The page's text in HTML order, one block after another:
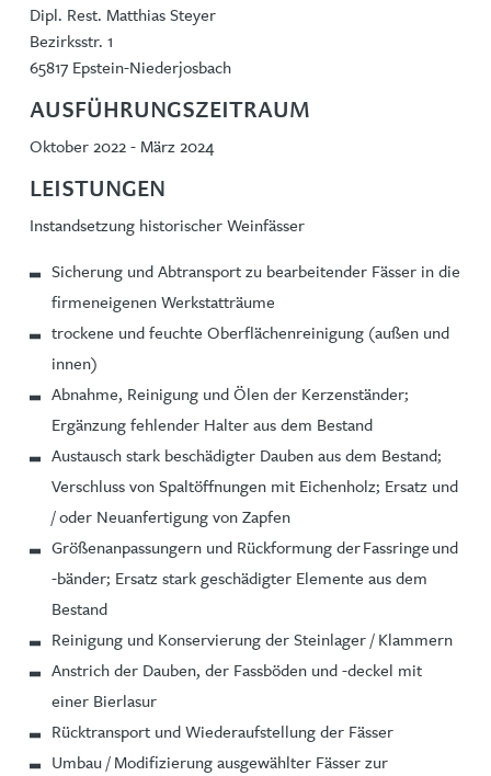
Dipl. Rest. Matthias Steyer
Bezirksstr. 1
65817 Epstein-Niederjosbach
AUSFÜHRUNGSZEITRAUM
Oktober 2022 - März 2024
LEISTUNGEN
Instandsetzung historischer Weinfässer
Sicherung und Abtransport zu bearbeitender Fässer in die
firmeneigenen Werkstatträume
trockene und feuchte Oberflächenreinigung (außen und
innen)
Abnahme, Reinigung und Ölen der Kerzenständer;
Ergänzung fehlender Halter aus dem Bestand
Austausch stark beschädigter Dauben aus dem Bestand;
Verschluss von Spaltöffnungen mit Eichenholz; Ersatz und
/ oder Neuanfertigung von Zapfen
Größenanpassungern und Rückformung der Fassringe und
-bänder; Ersatz stark geschädigter Elemente aus dem
Bestand
Reinigung und Konservierung der Steinlager / Klammern
Anstrich der Dauben, der Fassböden und -deckel mit
einer Bierlasur
Rücktransport und Wiederaufstellung der Fässer
Umbau / Modifizierung ausgewählter Fässer zur